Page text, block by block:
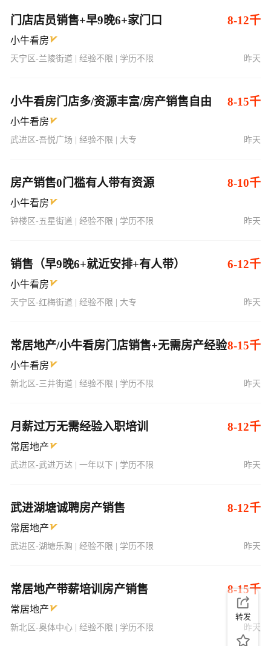
门店店员销售+早9晚6+家门口 8-12千
小牛看房
天宁区-兰陵街道 | 经验不限 | 学历不限 昨天
小牛看房门店多/资源丰富/房产销售自由 8-15千
小牛看房
武进区-吾悦广场 | 经验不限 | 大专 昨天
房产销售0门槛有人带有资源 8-10千
小牛看房
钟楼区-五星街道 | 经验不限 | 学历不限 昨天
销售（早9晚6+就近安排+有人带） 6-12千
小牛看房
天宁区-红梅街道 | 经验不限 | 大专 昨天
常居地产/小牛看房门店销售+无需房产经验8-15千
小牛看房
新北区-三井街道 | 经验不限 | 学历不限 昨天
月薪过万无需经验入职培训 8-12千
常居地产
武进区-武进万达 | 一年以下 | 学历不限 昨天
武进湖塘诚聘房产销售 8-12千
常居地产
武进区-湖塘乐购 | 经验不限 | 学历不限 昨天
常居地产带薪培训房产销售 8-15千
常居地产
新北区-奥体中心 | 经验不限 | 学历不限 昨天
转发